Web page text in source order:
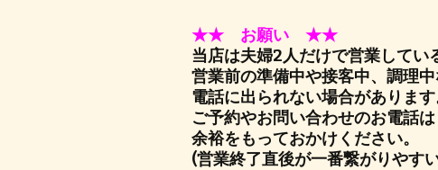
★★ お願い ★★
当店は夫婦2人だけで営業してい
営業前の準備中や接客中、調理
電話に出られない場合があります
ご予約やお問い合わせのお電話は
余裕をもっておかけください。
(営業終了直後が一番繋がりやす